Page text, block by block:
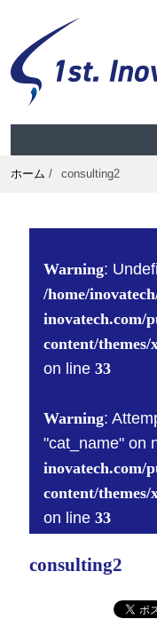
ホーム / consulting2
Warning:
/home/
inovatech.com/
content/
on line33
Warning:
"cat_name" on
inovatech.com/
content/
on line33
consulting2